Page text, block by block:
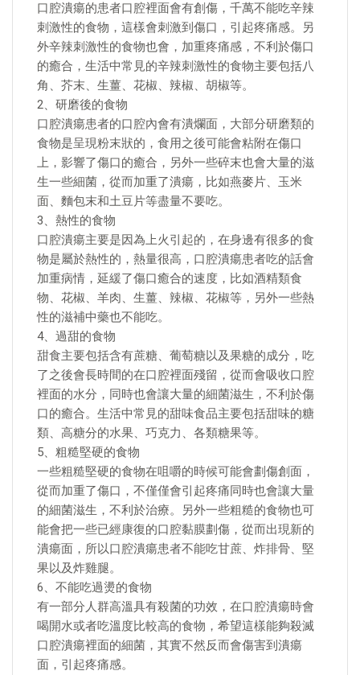
口腔潰瘍的患者口腔裡面會有創傷，千萬不能吃辛辣
刺激性的食物，這樣會刺激到傷口，引起疼痛感。另
外辛辣刺激性的食物也會，加重疼痛感，不利於傷口
的癒合，生活中常見的辛辣刺激性的食物主要包括八
角、芥末、生薑、花椒、辣椒、胡椒等。
2、研磨後的食物
口腔潰瘍患者的口腔內會有潰爛面，大部分研磨類的
食物是呈現粉末狀的，食用之後可能會粘附在傷口
上，影響了傷口的癒合，另外一些碎末也會大量的滋
生一些細菌，從而加重了潰瘍，比如燕麥片、玉米
面、麵包末和土豆片等盡量不要吃。
3、熱性的食物
口腔潰瘍主要是因為上火引起的，在身邊有很多的食
物是屬於熱性的，熱量很高，口腔潰瘍患者吃的話會
加重病情，延緩了傷口癒合的速度，比如酒精類食
物、花椒、羊肉、生薑、辣椒、花椒等，另外一些熱
性的滋補中藥也不能吃。
4、過甜的食物
甜食主要包括含有蔗糖、葡萄糖以及果糖的成分，吃
了之後會長時間的在口腔裡面殘留，從而會吸收口腔
裡面的水分，同時也會讓大量的細菌滋生，不利於傷
口的癒合。生活中常見的甜味食品主要包括甜味的糖
類、高糖分的水果、巧克力、各類糖果等。
5、粗糙堅硬的食物
一些粗糙堅硬的食物在咀嚼的時候可能會劃傷創面，
從而加重了傷口，不僅僅會引起疼痛同時也會讓大量
的細菌滋生，不利於治療。另外一些粗糙的食物也可
能會把一些已經康復的口腔黏膜劃傷，從而出現新的
潰瘍面，所以口腔潰瘍患者不能吃甘蔗、炸排骨、堅
果以及炸雞腿。
6、不能吃過燙的食物
有一部分人群高溫具有殺菌的功效，在口腔潰瘍時會
喝開水或者吃溫度比較高的食物，希望這樣能夠殺滅
口腔潰瘍裡面的細菌，其實不然反而會傷害到潰瘍
面，引起疼痛感。